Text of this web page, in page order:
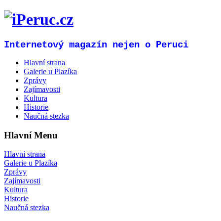
Internetový magazín nejen o Peruci
Hlavní strana
Galerie u Plazíka
Zprávy
Zajímavosti
Kultura
Historie
Naučná stezka
Hlavní Menu
Hlavní strana
Galerie u Plazíka
Zprávy
Zajímavosti
Kultura
Historie
Naučná stezka